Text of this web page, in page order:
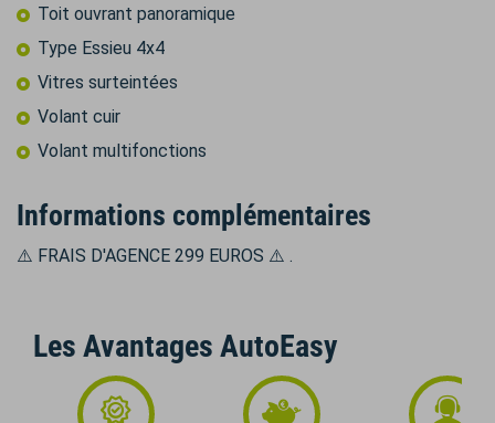
Toit ouvrant panoramique
Type Essieu 4x4
Vitres surteintées
Volant cuir
Volant multifonctions
Informations complémentaires
⚠️ FRAIS D'AGENCE 299 EUROS ⚠️ .
Les Avantages AutoEasy